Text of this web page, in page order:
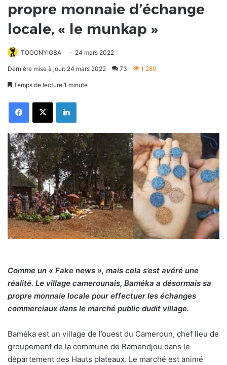
propre monnaie d’échange
locale, « le munkap »
TOGONYIGBA 24 mars 2022
Dernière mise à jour: 24 mars 2022 73 1 280
Temps de lecture 1 minute
FacebookX Linkedin
Comme un « Fake news », mais cela s’est avéré une
réalité. Le village camerounais, Baméka a désormais sa
propre monnaie locale pour effectuer les échanges
commerciaux dans le marché public dudit village.
Baméka est un village de l’ouest du Cameroun, chef lieu de
groupement de la commune de Bamendjou dans le
département des Hauts plateaux. Le marché est animé